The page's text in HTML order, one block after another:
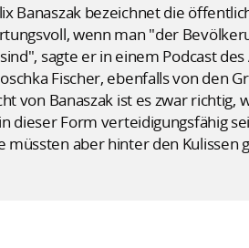
Banaszak bezeichnet die
wenn man "der
sagte er in einem Podcast
Fischer, ebenfalls von den
von Banaszak ist es zwar
dieser Form verteidigungsfähig
müssten aber hinter den